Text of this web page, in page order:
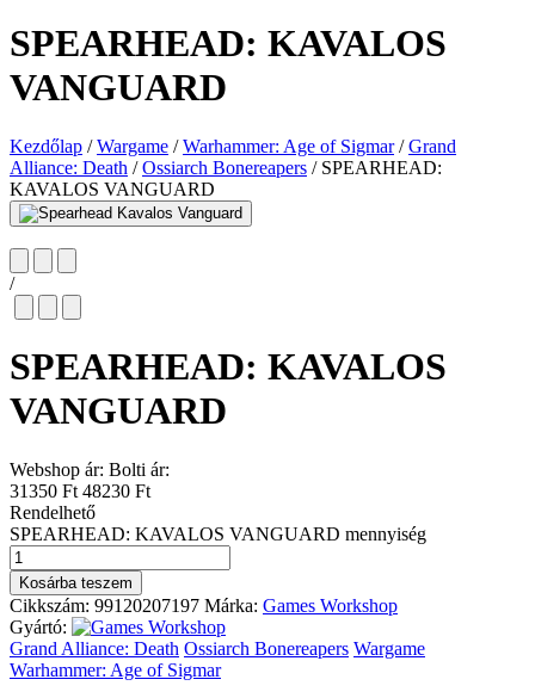
SPEARHEAD: KAVALOS
VANGUARD
Kezdőlap / Wargame / Warhammer: Age of Sigmar / Grand
Alliance: Death / Ossiarch Bonereapers /SPEARHEAD:
KAVALOS VANGUARD
/
SPEARHEAD: KAVALOS
VANGUARD
Webshop ár: Bolti ár:
31350 Ft 48230 Ft
Rendelhető
SPEARHEAD: KAVALOS VANGUARD mennyiség
Kosárba teszem
Cikkszám: 99120207197 Márka: Games Workshop
Gyártó:
Grand Alliance: Death Ossiarch Bonereapers Wargame
Warhammer: Age of Sigmar